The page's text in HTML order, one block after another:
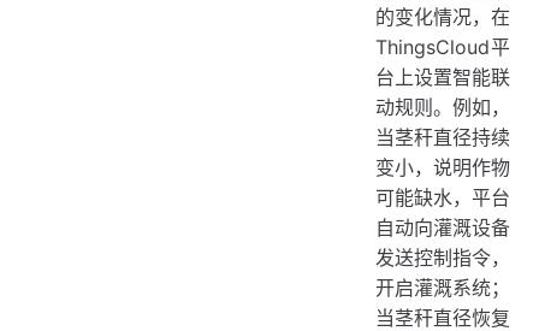
的变化情况，在
ThingsCloud平
台上设置智能联
动规则。例如，
当茎秆直径持续
变小，说明作物
可能缺水，平台
自动向灌溉设备
发送控制指令，
开启灌溉系统；
当茎秆直径恢复